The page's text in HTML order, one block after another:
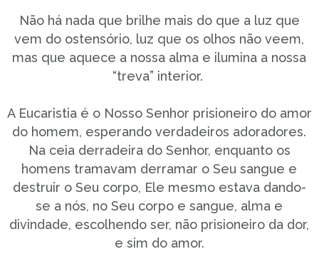
Não há nada que brilhe mais do que a luz que
vem do ostensório, luz que os olhos não veem,
mas que aquece a nossa alma e ilumina a nossa
“treva” interior.
A Eucaristia é o Nosso Senhor prisioneiro do amor
do homem, esperando verdadeiros adoradores.
Na ceia derradeira do Senhor, enquanto os
homens tramavam derramar o Seu sangue e
destruir o Seu corpo, Ele mesmo estava dando-
se a nós, no Seu corpo e sangue, alma e
divindade, escolhendo ser, não prisioneiro da dor,
e sim do amor.